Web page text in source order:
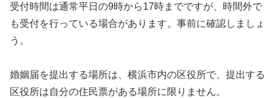
受付時間は通常平日の9時から17時までですが、時間外で
も受付を行っている場合があります。事前に確認しましょ
う。
婚姻届を提出する場所は、横浜市内の区役所で、提出する
区役所は自分の住民票がある場所に限りません。